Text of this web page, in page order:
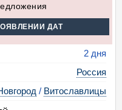
ДАТ
2 дня
Россия
/ Витославлицы